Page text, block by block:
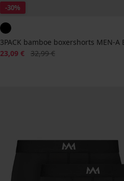
-30%
3PACK bamboe boxershorts MEN-A
Korting
23,09 € Oorspronkelijke prijs
32,99 €